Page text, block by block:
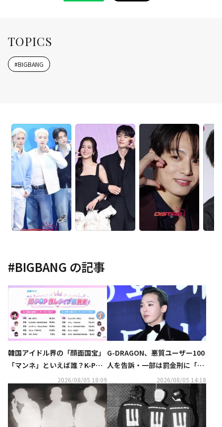
TOPICS
#BIGBANG
#BIGBANG の記事
韓国アイドル界の「顔面国宝」
「マンネ」といえば誰？K-POP
推しタイプ別調査の結果が明ら
かに
2026/08/05 18:09
G-DRAGON、悪質ユーザー100
人を告訴・一部は罰金刑に「匿
名アカウントも処罰の可能性」
2026/08/05 14:18